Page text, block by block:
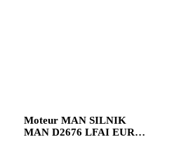
Moteur MAN SILNIK
MAN D2676 LFAI EURO